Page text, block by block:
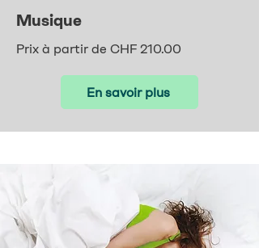
Musique
Prix à partir de CHF 210.00
En savoir plus